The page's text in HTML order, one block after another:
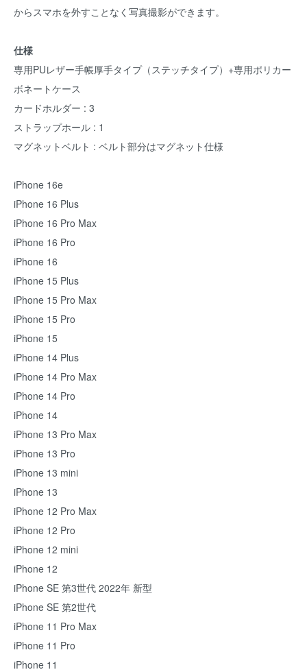
からスマホを外すことなく写真撮影ができます。
仕様
専用PUレザー手帳厚手タイプ（ステッチタイプ）+専用ポリカー
ボネートケース
カードホルダー : 3
ストラップホール : 1
マグネットベルト : ベルト部分はマグネット仕様
iPhone 16e
iPhone 16 Plus
iPhone 16 Pro Max
iPhone 16 Pro
iPhone 16
iPhone 15 Plus
iPhone 15 Pro Max
iPhone 15 Pro
iPhone 15
iPhone 14 Plus
iPhone 14 Pro Max
iPhone 14 Pro
iPhone 14
iPhone 13 Pro Max
iPhone 13 Pro
iPhone 13 mini
iPhone 13
iPhone 12 Pro Max
iPhone 12 Pro
iPhone 12 mini
iPhone 12
iPhone SE 第3世代 2022年 新型
iPhone SE 第2世代
iPhone 11 Pro Max
iPhone 11 Pro
iPhone 11